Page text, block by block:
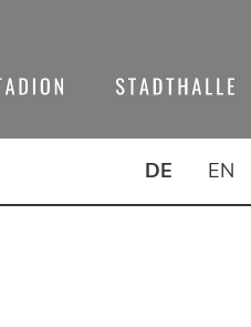
DE EN